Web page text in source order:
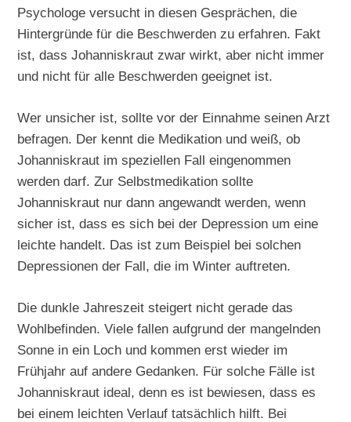
Psychologe versucht in diesen Gesprächen, die
Hintergründe für die Beschwerden zu erfahren. Fakt
ist, dass Johanniskraut zwar wirkt, aber nicht immer
und nicht für alle Beschwerden geeignet ist.
Wer unsicher ist, sollte vor der Einnahme seinen Arzt
befragen. Der kennt die Medikation und weiß, ob
Johanniskraut im speziellen Fall eingenommen
werden darf. Zur Selbstmedikation sollte
Johanniskraut nur dann angewandt werden, wenn
sicher ist, dass es sich bei der Depression um eine
leichte handelt. Das ist zum Beispiel bei solchen
Depressionen der Fall, die im Winter auftreten.
Die dunkle Jahreszeit steigert nicht gerade das
Wohlbefinden. Viele fallen aufgrund der mangelnden
Sonne in ein Loch und kommen erst wieder im
Frühjahr auf andere Gedanken. Für solche Fälle ist
Johanniskraut ideal, denn es ist bewiesen, dass es
bei einem leichten Verlauf tatsächlich hilft. Bei